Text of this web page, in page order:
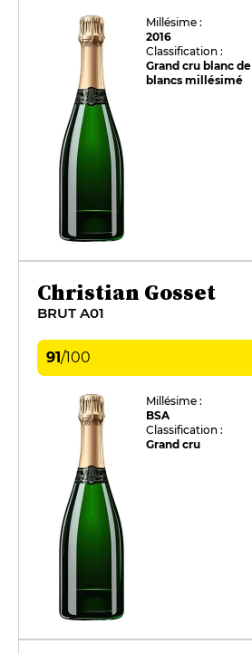
Millésime :
2016
Classification :
Grand cru blanc de
blancs millésimé
Christian Gosset
BRUT A01
91/100
Millésime :
BSA
Classification :
Grand cru